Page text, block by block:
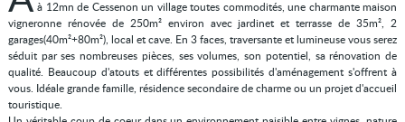
à 12mn de Cessenon un village toutes commodités, une charmante maison
vigneronne rénovée de 250m² environ avec jardinet et terrasse de 35m², 2
garages(40m²+80m²), local et cave. En 3 faces, traversante et lumineuse vous serez
séduit par ses nombreuses pièces, ses volumes, son potentiel, sa rénovation de
qualité. Beaucoup d'atouts et différentes possibilités d'aménagement s'offrent à
vous. Idéale grande famille, résidence secondaire de charme ou un projet d'accueil
touristique.